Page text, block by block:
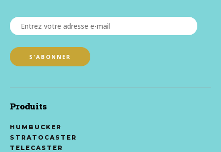
Produits
HUMBUCKER
STRATOCASTER
TELECASTER